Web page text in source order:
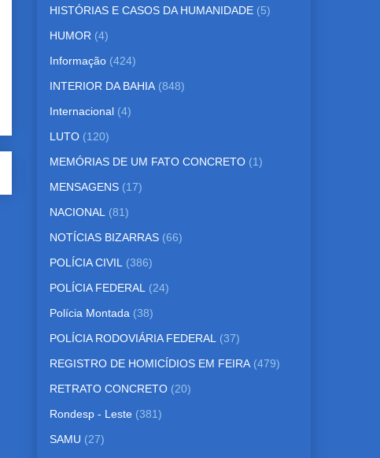
HISTÓRIAS E CASOS DA HUMANIDADE (5)
HUMOR (4)
Informação (424)
INTERIOR DA BAHIA (848)
Internacional (4)
LUTO (120)
MEMÓRIAS DE UM FATO CONCRETO (1)
MENSAGENS (17)
NACIONAL (81)
NOTÍCIAS BIZARRAS (66)
POLÍCIA CIVIL (386)
POLÍCIA FEDERAL (24)
Polícia Montada (38)
POLÍCIA RODOVIÁRIA FEDERAL (37)
REGISTRO DE HOMICÍDIOS EM FEIRA (479)
RETRATO CONCRETO (20)
Rondesp - Leste (381)
SAMU (27)